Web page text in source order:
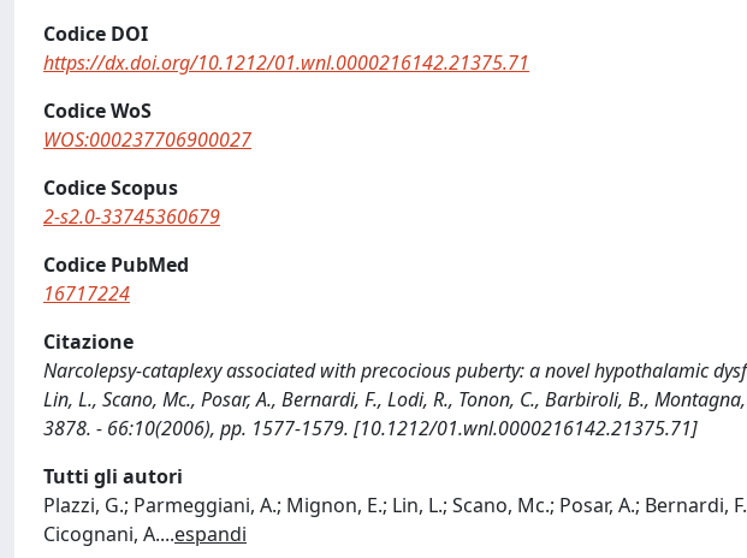
Codice DOI
https://dx.doi.org/10.1212/01.wnl.0000216142.21375.71
Codice WoS
WOS:000237706900027
Codice Scopus
2-s2.0-33745360679
Codice PubMed
16717224
Citazione
Narcolepsy-cataplexy associated with precocious puberty: a novel hypothalamic
Lin, L., Scano, Mc., Posar, A., Bernardi, F., Lodi, R., Tonon, C., Barbiroli, B.,
3878. - 66:10(2006), pp. 1577-1579. [10.1212/01.wnl.0000216142.21375.71]
Tutti gli autori
Plazzi, G.; Parmeggiani, A.; Mignon, E.; Lin, L.; Scano, Mc.; Posar, A.; Bernardi,
Cicognani, A....espandi